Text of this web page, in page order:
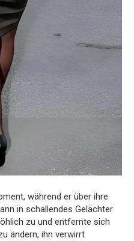
während er über ihre
in schallendes Gelächter
zu und entfernte sich
ändern, ihn verwirrt